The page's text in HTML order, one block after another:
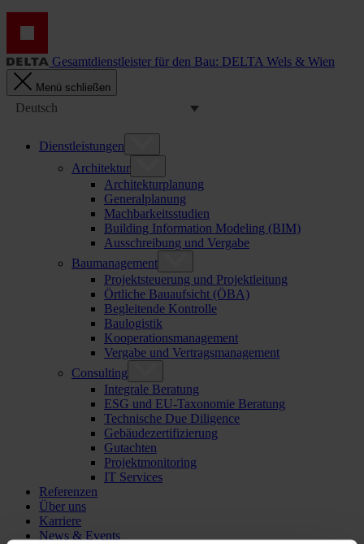
Gesamtdienstleister für den Bau: DELTA Wels & Wien
Menü schließen
Deutsch
Dienstleistungen
Architektur
Architekturplanung
Generalplanung
Machbarkeitsstudien
Building Information Modeling (BIM)
Ausschreibung und Vergabe
Baumanagement
Projektsteuerung und Projektleitung
Örtliche Bauaufsicht (ÖBA)
Begleitende Kontrolle
Baulogistik
Kooperationsmanagement
Vergabe und Vertragsmanagement
Consulting
Integrale Beratung
ESG und EU-Taxonomie Beratung
Technische Due Diligence
Gebäudezertifizierung
Gutachten
Projektmonitoring
IT Services
Referenzen
Über uns
Karriere
News & Events